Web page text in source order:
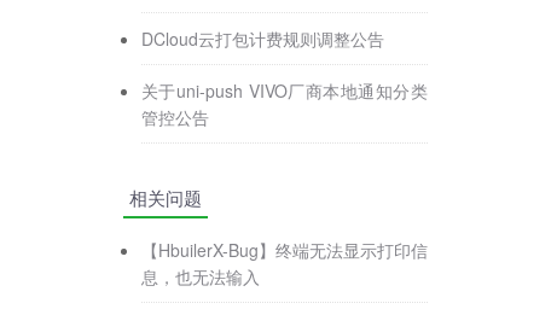
DCloud云打包计费规则调整公告
关于uni-push VIVO厂商本地通知分类
管控公告
相关问题
【HbuilerX-Bug】终端无法显示打印信
息，也无法输入